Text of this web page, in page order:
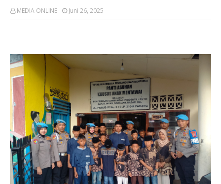
MEDIA ONLINE Juni 26, 2025